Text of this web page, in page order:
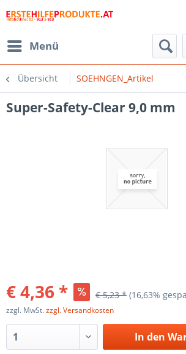
Menü
Übersicht SOEHNGEN_Artikel
Super-Safety-Clear 9,0 mm
€ 4,36 * € 5,23 * (16,63%
zzgl. MwSt.zzgl. Versandkosten
In den